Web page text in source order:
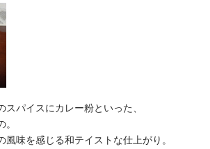
スパイスにカレー粉といった、
風味を感じる和テイストな仕上がり。